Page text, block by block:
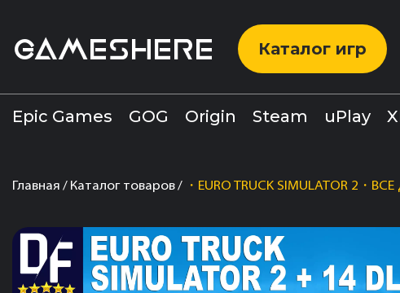
GAMESHERE Каталог игр
Epic Games GOG Origin Steam uPlay
Главная Каталог товаров ・EURO TRUCK SIMULATOR 2